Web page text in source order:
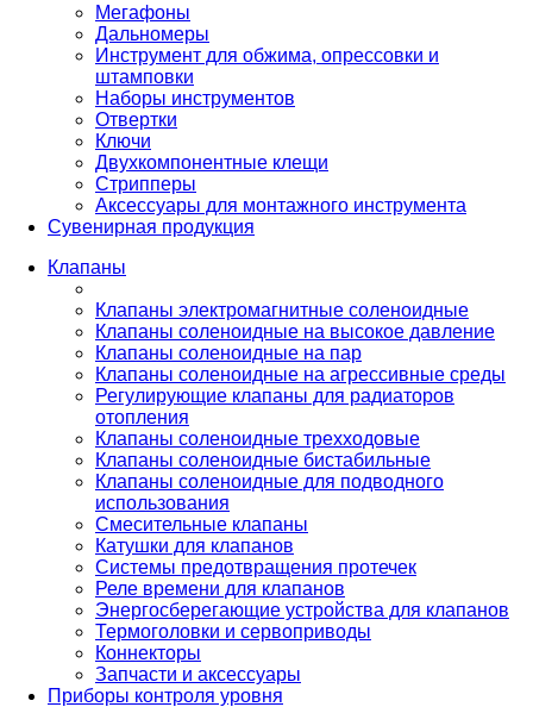
Мегафоны
Дальномеры
Инструмент для обжима, опрессовки и
штамповки
Наборы инструментов
Отвертки
Ключи
Двухкомпонентные клещи
Стрипперы
Аксессуары для монтажного инструмента
Сувенирная продукция
Клапаны
Клапаны электромагнитные соленоидные
Клапаны соленоидные на высокое давление
Клапаны соленоидные на пар
Клапаны соленоидные на агрессивные среды
Регулирующие клапаны для радиаторов
отопления
Клапаны соленоидные трехходовые
Клапаны соленоидные бистабильные
Клапаны соленоидные для подводного
использования
Смесительные клапаны
Катушки для клапанов
Системы предотвращения протечек
Реле времени для клапанов
Энергосберегающие устройства для клапанов
Термоголовки и сервоприводы
Коннекторы
Запчасти и аксессуары
Приборы контроля уровня